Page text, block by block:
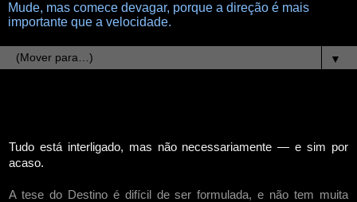
Mude, mas comece devagar, porque a direção é mais
importante que a velocidade.
▼
Tudo está interligado, mas não necessariamente — e sim por
acaso.
A tese do Destino é difícil de ser formulada, e não tem muita